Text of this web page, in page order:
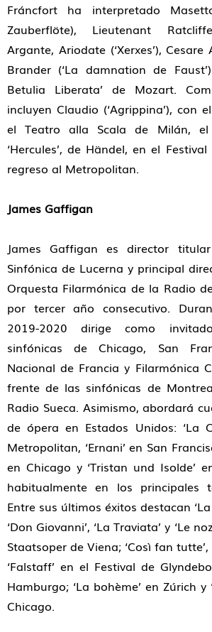
Fráncfort ha interpretado
Zauberflöte), Lieutenant
Argante, Ariodate (‘Xerxes’), Cesare
Brander (‘La damnation de
Betulia Liberata’ de Mozart.
incluyen Claudio (‘Agrippina’), con
el Teatro alla Scala de Milán,
‘Hercules’, de Händel, en el
regreso al Metropolitan.
James Gaffigan
James Gaffigan es director
Sinfónica de Lucerna y principal
Orquesta Filarmónica de la Radio
por tercer año consecutivo.
2019-2020 dirige como
sinfónicas de Chicago, San
Nacional de Francia y Filarmónica
frente de las sinfónicas de
Radio Sueca. Asimismo, abordará
de ópera en Estados Unidos: ‘La
Metropolitan, ‘Ernani’ en San
en Chicago y ‘Tristan und Isolde’
habitualmente en los principales
Entre sus últimos éxitos destacan ‘La
‘Don Giovanni’, ‘La Traviata’ y ‘Le
Staatsoper de Viena; ‘Così fan tutte’,
‘Falstaff’ en el Festival de
Hamburgo; ‘La bohème’ en Zúrich y
Chicago.